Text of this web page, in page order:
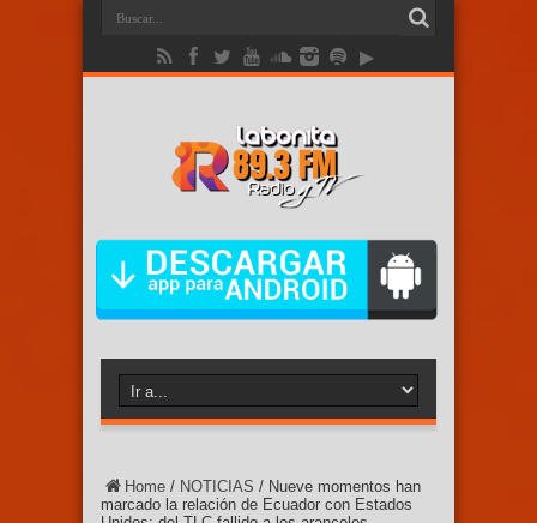
Home / NOTICIAS / Nueve momentos han
marcado la relación de Ecuador con Estados